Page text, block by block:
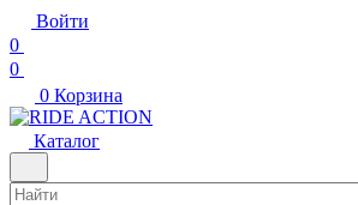
Войти
0
0
0 Корзина
Каталог